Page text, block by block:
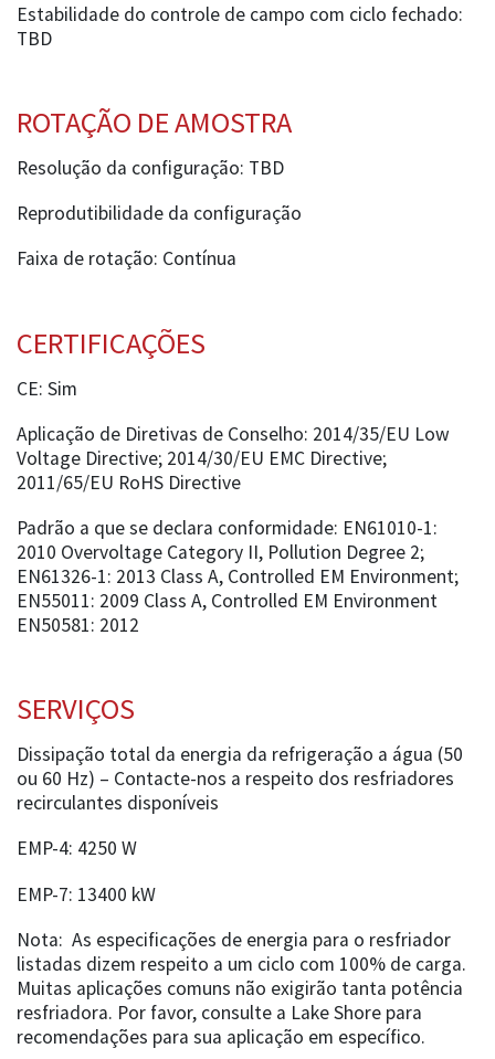
Estabilidade do controle de campo com ciclo fechado:
TBD
ROTAÇÃO DE AMOSTRA
Resolução da configuração: TBD
Reprodutibilidade da configuração
Faixa de rotação: Contínua
CERTIFICAÇÕES
CE: Sim
Aplicação de Diretivas de Conselho: 2014/35/EU Low
Voltage Directive; 2014/30/EU EMC Directive;
2011/65/EU RoHS Directive
Padrão a que se declara conformidade: EN61010-1:
2010 Overvoltage Category II, Pollution Degree 2;
EN61326-1: 2013 Class A, Controlled EM Environment;
EN55011: 2009 Class A, Controlled EM Environment
EN50581: 2012
SERVIÇOS
Dissipação total da energia da refrigeração a água (50
ou 60 Hz) – Contacte-nos a respeito dos resfriadores
recirculantes disponíveis
EMP-4: 4250 W
EMP-7: 13400 kW
Nota: As especificações de energia para o resfriador
listadas dizem respeito a um ciclo com 100% de carga.
Muitas aplicações comuns não exigirão tanta potência
resfriadora. Por favor, consulte a Lake Shore para
recomendações para sua aplicação em específico.